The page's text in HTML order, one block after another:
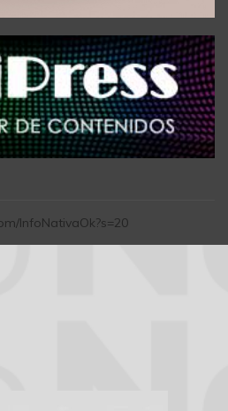
InfoNativaOk?s=20